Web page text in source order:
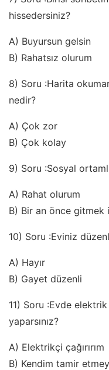
hissedersiniz?
A) Buyursun gelsin
B) Rahatsız olurum
8) Soru :Harita
nedir?
A) Çok zor
B) Çok kolay
9) Soru :Sosyal
A) Rahat olurum
B) Bir an önce gitmek
10) Soru :Eviniz
A) Hayır
B) Gayet düzenli
11) Soru :Evde
yaparsınız?
A) Elektrikçi çağırırım
B) Kendim tamir